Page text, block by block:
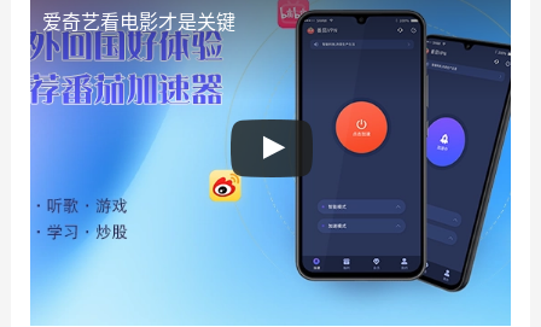
爱奇艺看电影才是关键